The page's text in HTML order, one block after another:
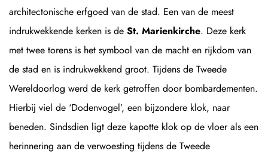
architectonische erfgoed van de stad. Een van de meest
indrukwekkende kerken is de St. Marienkirche. Deze kerk
met twee torens is het symbool van de macht en rijkdom van
de stad en is indrukwekkend groot. Tijdens de Tweede
Wereldoorlog werd de kerk getroffen door bombardementen.
Hierbij viel de ‘Dodenvogel’, een bijzondere klok, naar
beneden. Sindsdien ligt deze kapotte klok op de vloer als een
herinnering aan de verwoesting tijdens de Tweede